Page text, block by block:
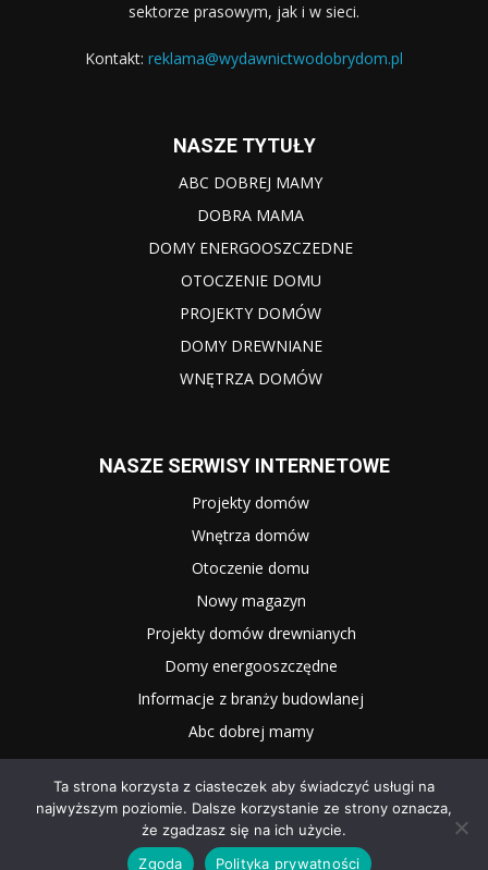
sektorze prasowym, jak i w sieci.
Kontakt: reklama@wydawnictwodobrydom.pl
NASZE TYTUŁY
ABC DOBREJ MAMY
DOBRA MAMA
DOMY ENERGOOSZCZEDNE
OTOCZENIE DOMU
PROJEKTY DOMÓW
DOMY DREWNIANE
WNĘTRZA DOMÓW
NASZE SERWISY INTERNETOWE
Projekty domów
Wnętrza domów
Otoczenie domu
Nowy magazyn
Projekty domów drewnianych
Domy energooszczędne
Informacje z branży budowlanej
Abc dobrej mamy
Ta strona korzysta z ciasteczek aby świadczyć usługi na
najwyższym poziomie. Dalsze korzystanie ze strony oznacza,
że zgadzasz się na ich użycie.
Zgoda
Polityka prywatności